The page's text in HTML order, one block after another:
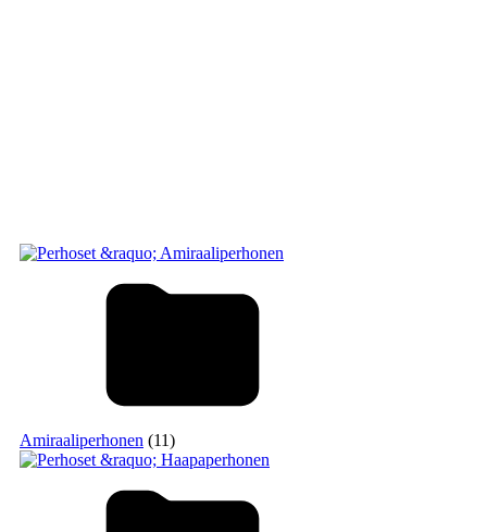
Amiraaliperhonen (11)